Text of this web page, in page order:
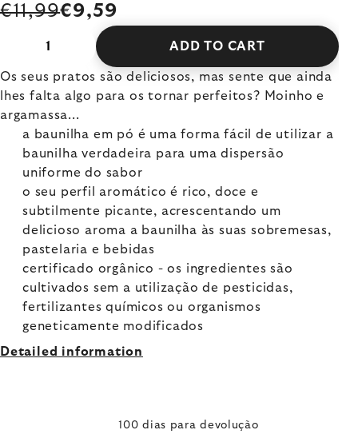
€11,99€9,59
ADD TO CART
Os seus pratos são deliciosos, mas sente que ainda
lhes falta algo para os tornar perfeitos? Moinho e
argamassa...
a baunilha em pó é uma forma fácil de utilizar a
baunilha verdadeira para uma dispersão
uniforme do sabor
o seu perfil aromático é rico, doce e
subtilmente picante, acrescentando um
delicioso aroma a baunilha às suas sobremesas,
pastelaria e bebidas
certificado orgânico - os ingredientes são
cultivados sem a utilização de pesticidas,
fertilizantes químicos ou organismos
geneticamente modificados
Detailed information
100 dias para devolução